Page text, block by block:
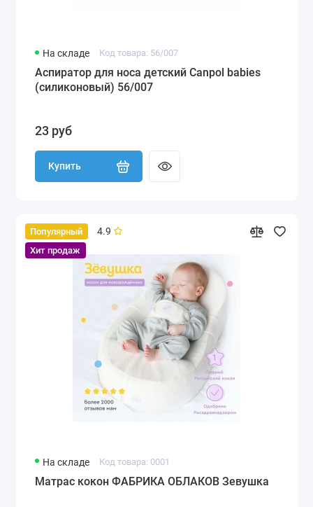
На складе Код товара: 56/007
Аспиратор для носа детский Canpol babies
(силиконовый) 56/007
23 руб
Купить
Популярный
Хит продаж
4.9
На складе Код товара: 0001
Матрас кокон ФАБРИКА ОБЛАКОВ Зевушка